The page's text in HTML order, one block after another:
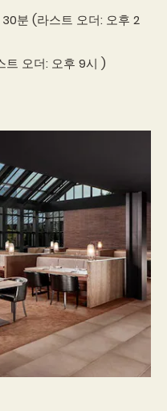
30분 (라스트 오더: 오후 2
트 오더: 오후 9시 )